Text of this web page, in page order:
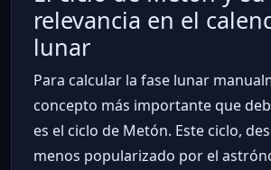
relevancia en el
lunar
Para calcular la fase lunar
concepto más importante que
es el ciclo de Metón. Este ciclo,
menos popularizado por el